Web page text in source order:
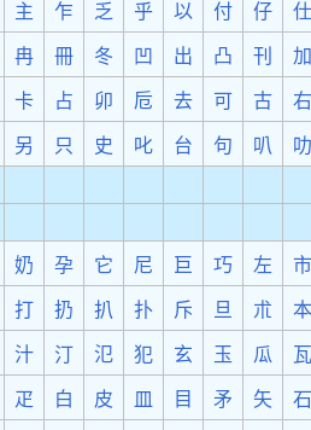
主 乍 乏 乎 以 付 仔 仕
冉 冊 冬 凹 出 凸 刊 加
卡 占 卯 卮 去 可 古 右
另 只 史 叱 台 句 叭
叻
奶 孕 它 尼 巨 巧 左 市
打 扔 扒 扑 斥 旦 朮 本
汁 汀 氾 犯 玄 玉 瓜 瓦
疋 白 皮 皿 目 矛 矢 石